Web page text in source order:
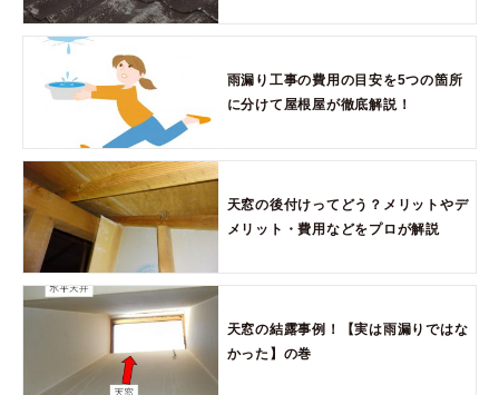
雨漏り工事の費用の目安を5つの箇所
に分けて屋根屋が徹底解説！
天窓の後付けってどう？メリットやデ
メリット・費用などをプロが解説
天窓の結露事例！【実は雨漏りではな
かった】の巻